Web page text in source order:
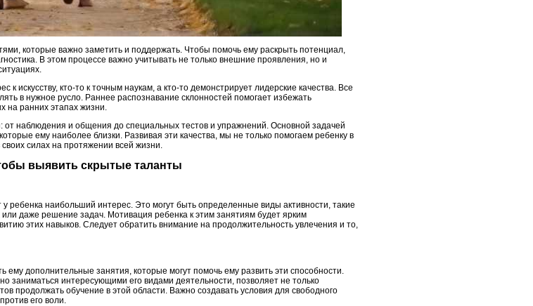
которые важно заметить и поддержать. Чтобы помочь ему раскрыть потенциал,
В этом процессе важно учитывать не только внешние проявления, но и
искусству, кто-то к точным наукам, а кто-то демонстрирует лидерские качества. Все
в нужное русло. Раннее распознавание склонностей помогает избежать
на ранних этапах жизни.
наблюдения и общения до специальных тестов и упражнений. Основной задачей
ему наиболее близки. Развивая эти качества, мы не только помогаем ребенку в
силах на протяжении всей жизни.
выявить скрытые таланты
ребенка наибольший интерес. Это могут быть определенные виды активности, такие
даже решение задач. Мотивация ребенка к этим занятиям будет ярким
этих навыков. Следует обратить внимание на продолжительность увлечения и то,
дополнительные занятия, которые могут помочь ему развить эти способности.
заниматься интересующими его видами деятельности, позволяет не только
продолжать обучение в этой области. Важно создавать условия для свободного
его воли.